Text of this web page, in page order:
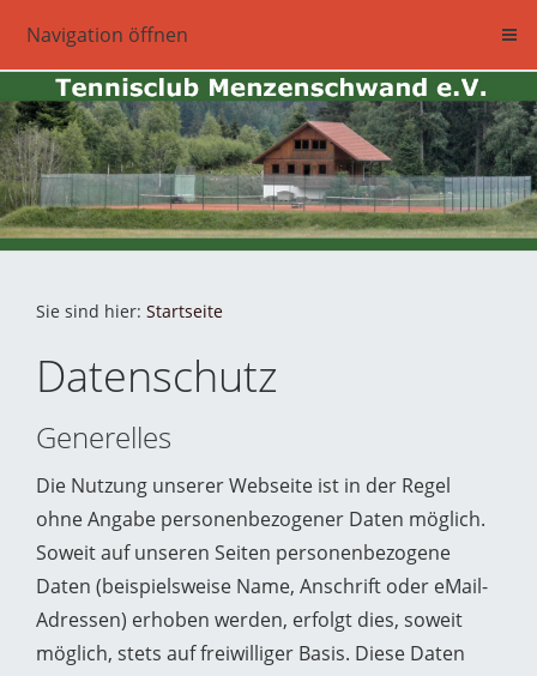
Navigation öffnen
Sie sind hier: Startseite
Datenschutz
Generelles
Die Nutzung unserer Webseite ist in der Regel
ohne Angabe personenbezogener Daten möglich.
Soweit auf unseren Seiten personenbezogene
Daten (beispielsweise Name, Anschrift oder eMail-
Adressen) erhoben werden, erfolgt dies, soweit
möglich, stets auf freiwilliger Basis. Diese Daten